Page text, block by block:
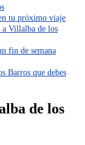
tu próximo viaje
a Villalba de los
fin de semana
Barros que debes
de los